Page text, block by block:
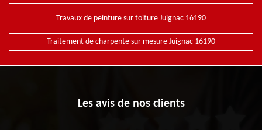
Travaux de peinture sur toiture Juignac 16190
Traitement de charpente sur mesure Juignac 16190
Les avis de nos clients